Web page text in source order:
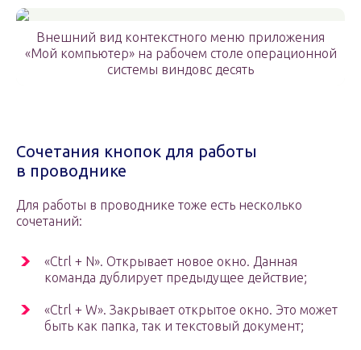
Внешний вид контекстного меню приложения
«Мой компьютер» на рабочем столе операционной
системы виндовс десять
Сочетания кнопок для работы
в проводнике
Для работы в проводнике тоже есть несколько
сочетаний:
«Ctrl + N». Открывает новое окно. Данная
команда дублирует предыдущее действие;
«Ctrl + W». Закрывает открытое окно. Это может
быть как папка, так и текстовый документ;